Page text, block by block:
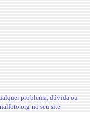
problema, dúvida ou
no seu site